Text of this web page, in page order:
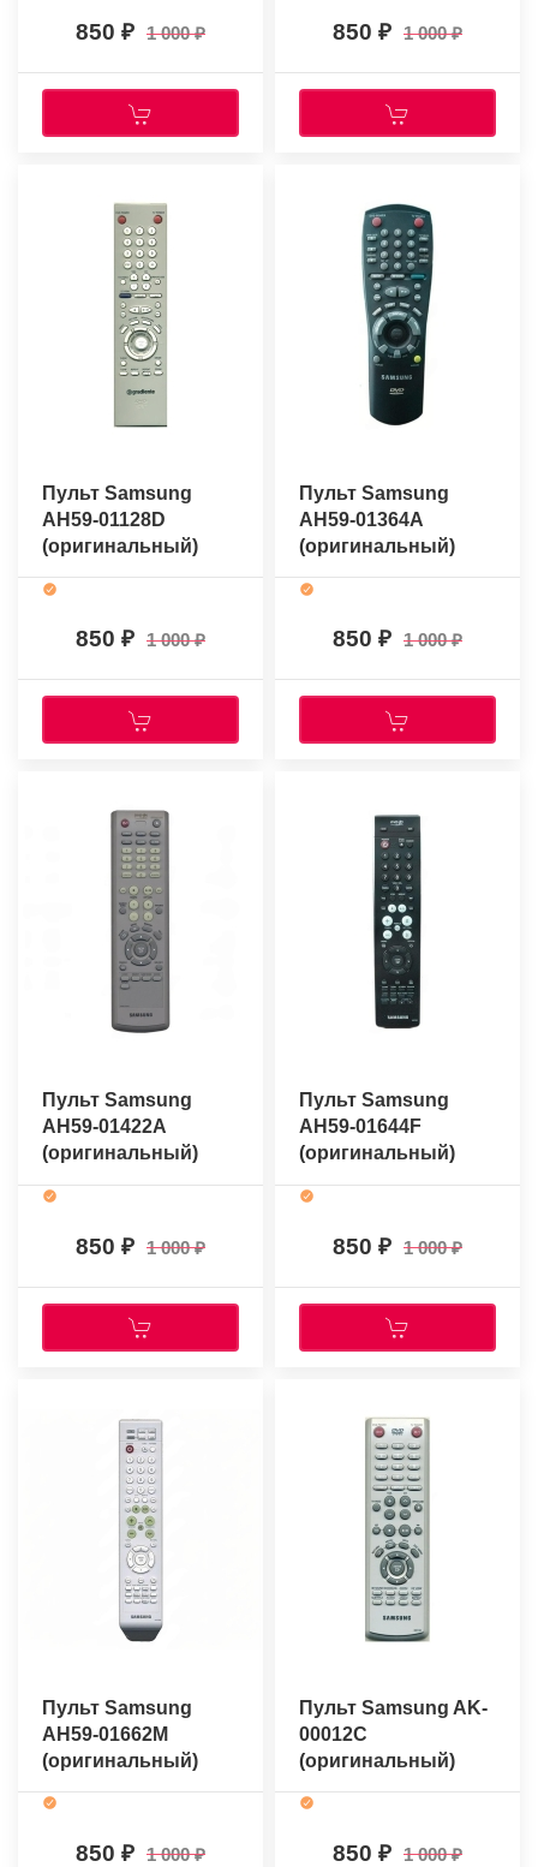
850 1 000 850 1 000
Пульт Samsung
AH59-01128D
(оригинальный)
850 1 000
Пульт Samsung
AH59-01364A
(оригинальный)
850 1 000
Пульт Samsung
AH59-01422A
(оригинальный)
850 1 000
Пульт Samsung
AH59-01644F
(оригинальный)
850 1 000
Пульт Samsung
AH59-01662M
(оригинальный)
850 1 000
Пульт Samsung AK-
00012C
(оригинальный)
850 1 000